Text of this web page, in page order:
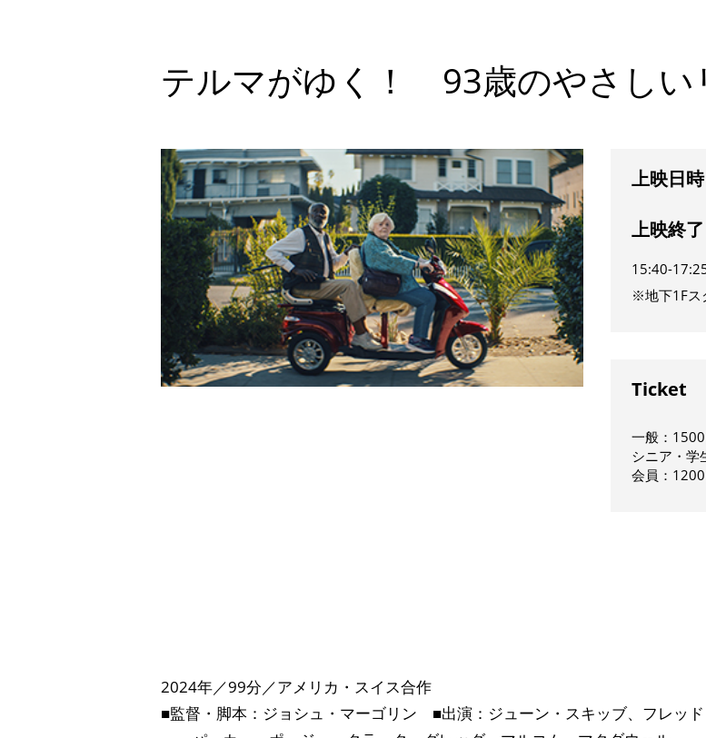
テルマがゆく！ 93歳のやさしい
上映日時
上映終了
15:40-
※地下1Fス
Ticket
一般：
シニア・学
会員：
2024年／99分／アメリカ・スイス合作
■監督・脚本：ジョシュ・マーゴリン ■出演：ジューン・スキッブ、フレッ